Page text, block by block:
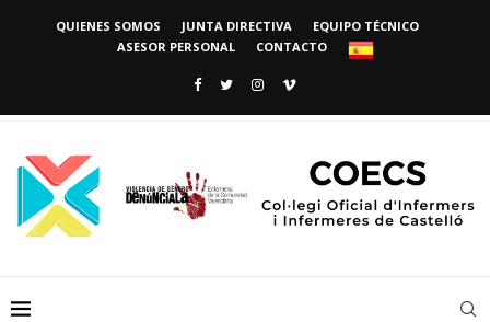
QUIENES SOMOS JUNTA DIRECTIVA
EQUIPO TÉCNICO
ASESOR PERSONAL
CONTACTO